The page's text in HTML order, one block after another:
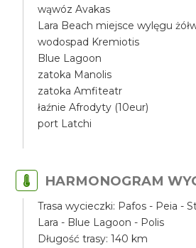
wąwóz Avakas
Lara Beach miejsce wylęgu
wodospad Kremiotis
Blue Lagoon
zatoka Manolis
zatoka Amfiteatr
łaźnie Afrodyty (10eur)
port Latchi
HARMONOGRAM
Trasa wycieczki: Pafos - Peia -
Lara - Blue Lagoon - Polis
Długość trasy: 140 km